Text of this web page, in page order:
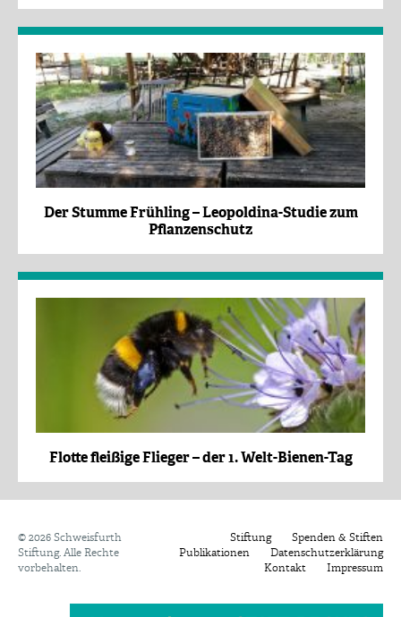
Der Stumme Frühling – Leopoldina-Studie zum
Pflanzenschutz
Flotte fleißige Flieger – der 1. Welt-Bienen-Tag
© 2026 Schweisfurth
Stiftung. Alle Rechte
vorbehalten.
Stiftung
Spenden & Stiften
Publikationen
Datenschutzerklärung
Kontakt
Impressum